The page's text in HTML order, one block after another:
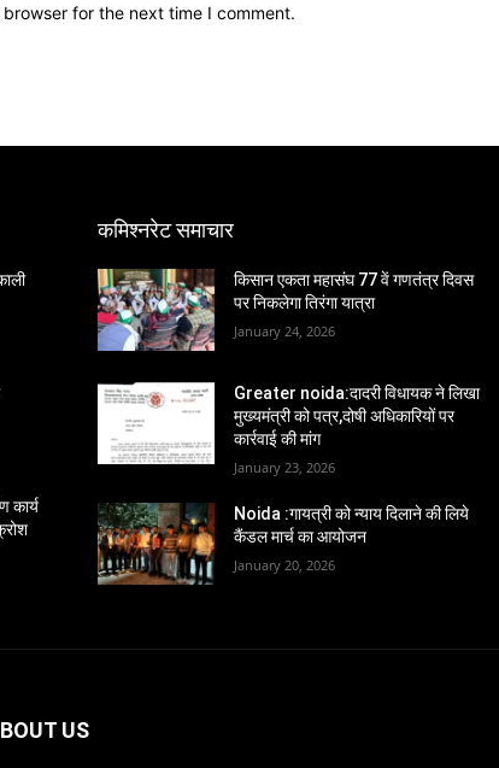
for the next time I comment.
कार्य
कमिश्नरेट समाचार
किसान एकता महासंघ 77 वें गणतंत्र दिवस
पर निकलेगा तिरंगा यात्रा
January 24, 2026
Greater noida:दादरी विधायक ने लिखा
मुख्यमंत्री को पत्र,दोषी अधिकारियों पर
कार्रवाई की मांग
January 23, 2026
Noida :गायत्री को न्याय दिलाने की लिये
कैंडल मार्च का आयोजन
January 20, 2026
US